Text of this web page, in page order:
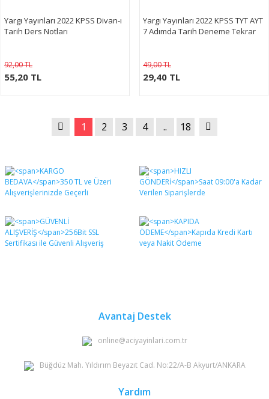
Yargı Yayınları 2022 KPSS Divan-ı
Tarih Ders Notları
92,00 TL
55,20 TL
Yargı Yayınları 2022 KPSS TYT AYT
7 Adımda Tarih Deneme Tekrar
49,00 TL
29,40 TL
1 2 3 4 .. 18
Avantaj Destek
online@aciyayinlari.com.tr
Büğdüz Mah. Yıldırım Beyazıt Cad. No:22/A-B Akyurt/ANKARA
Yardım